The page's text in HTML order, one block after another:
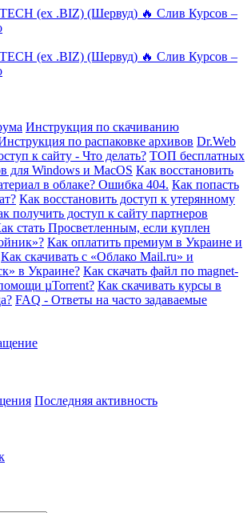
Инструкция по скачиванию
по распаковке архивов Dr.Web
к сайту - Что делать? ТОП бесплатных
для Windows и MacOS Как восстановить
в облаке? Ошибка 404. Как попасть
Как восстановить доступ к утерянному
получить доступ к сайту партнеров
стать Просветленным, если куплен
Как оплатить премиум в Украине и
Как скачивать с «Облако Mail.ru» и
в Украине? Как скачать файл по magnet-
µTorrent? Как скачивать курсы в
FAQ - Ответы на часто задаваемые
Последняя активность